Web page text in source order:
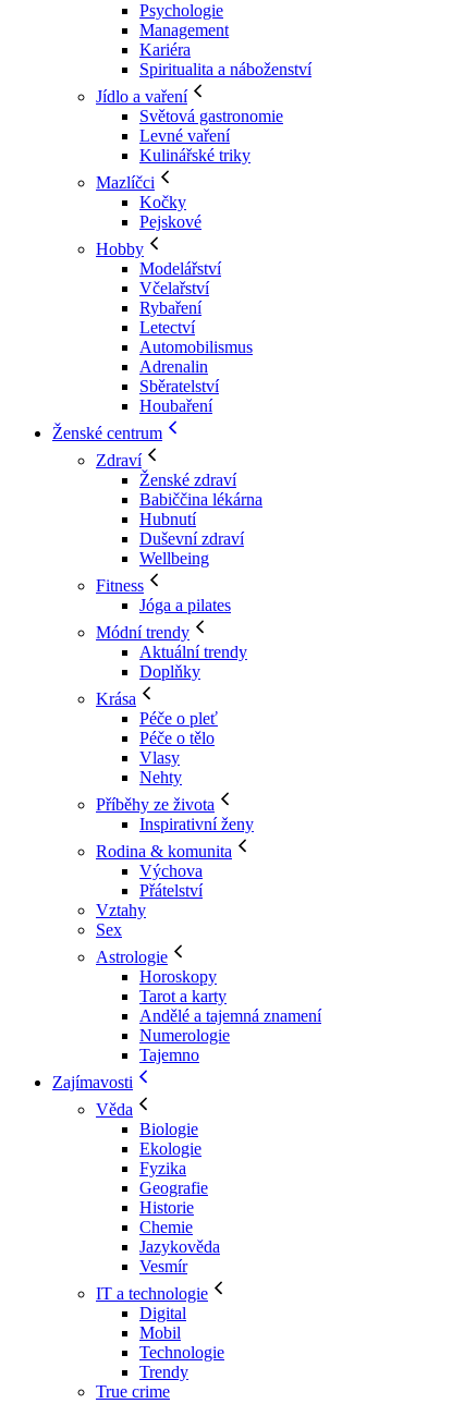
Psychologie
Management
Kariéra
Spiritualita a náboženství
Jídlo a vaření
Světová gastronomie
Levné vaření
Kulinářské triky
Mazlíčci
Kočky
Pejskové
Hobby
Modelářství
Včelařství
Rybaření
Letectví
Automobilismus
Adrenalin
Sběratelství
Houbaření
Ženské centrum
Zdraví
Ženské zdraví
Babiččina lékárna
Hubnutí
Duševní zdraví
Wellbeing
Fitness
Jóga a pilates
Módní trendy
Aktuální trendy
Doplňky
Krása
Péče o pleť
Péče o tělo
Vlasy
Nehty
Příběhy ze života
Inspirativní ženy
Rodina & komunita
Výchova
Přátelství
Vztahy
Sex
Astrologie
Horoskopy
Tarot a karty
Andělé a tajemná znamení
Numerologie
Tajemno
Zajímavosti
Věda
Biologie
Ekologie
Fyzika
Geografie
Historie
Chemie
Jazykověda
Vesmír
IT a technologie
Digital
Mobil
Technologie
Trendy
True crime